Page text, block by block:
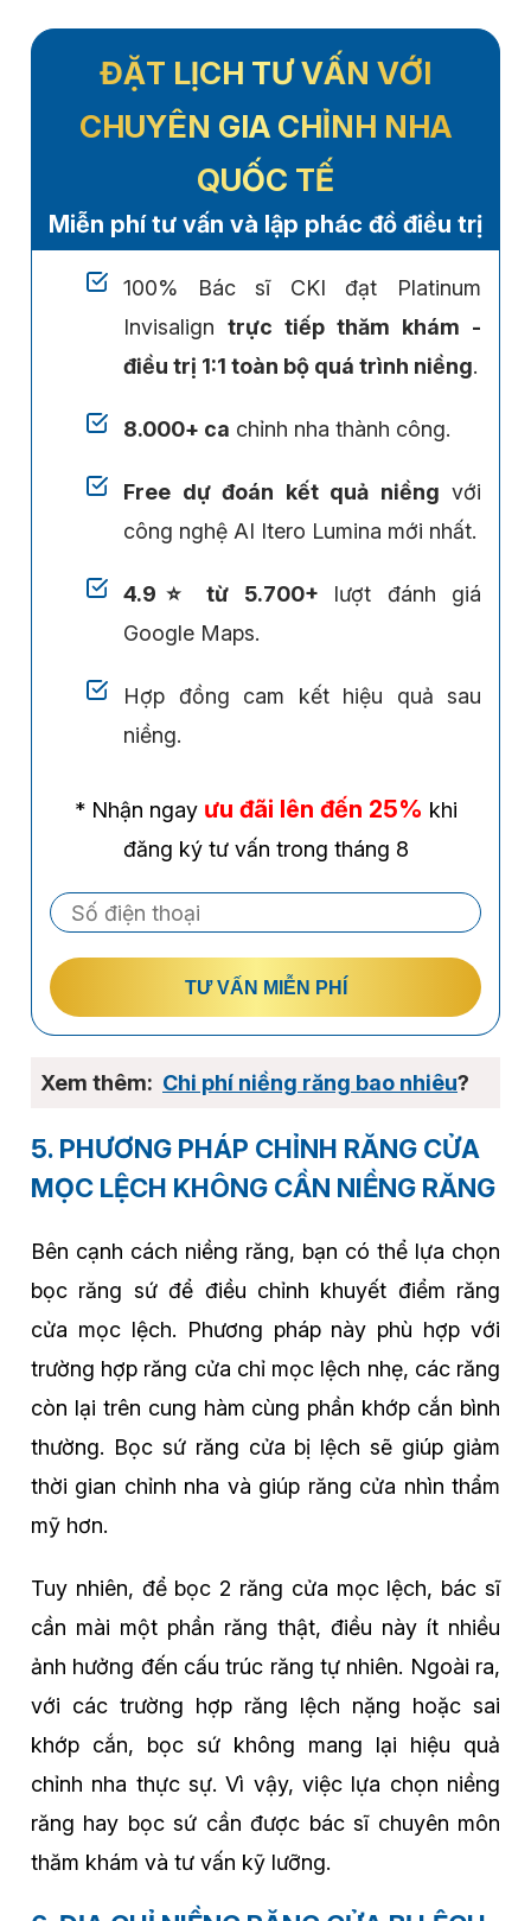
ĐẶT LỊCH TƯ VẤN VỚI
CHUYÊN GIA CHỈNH NHA
QUỐC TẾ
Miễn phí tư vấn và lập phác đồ điều trị
100% Bác sĩ CKI đạt Platinum
Invisalign trực tiếp thăm khám -
điều trị 1:1 toàn bộ quá trình niềng.
8.000+ ca chỉnh nha thành công.
Free dự đoán kết quả niềng với
công nghệ AI Itero Lumina mới nhất.
4.9⭐ từ 5.700+ lượt đánh giá
Google Maps.
Hợp đồng cam kết hiệu quả sau
niềng.
* Nhận ngay ưu đãi lên đến 25% khi
đăng ký tư vấn trong tháng 8
TƯ VẤN MIỄN PHÍ
Chi phí niềng răng bao nhiêu?
5. PHƯƠNG PHÁP CHỈNH RĂNG CỬA
MỌC LỆCH KHÔNG CẦN NIỀNG RĂNG
Bên cạnh cách niềng răng, bạn có thể lựa chọn
bọc răng sứ để điều chỉnh khuyết điểm răng
cửa mọc lệch. Phương pháp này phù hợp với
trường hợp răng cửa chỉ mọc lệch nhẹ, các răng
còn lại trên cung hàm cùng phần khớp cắn bình
thường. Bọc sứ răng cửa bị lệch sẽ giúp giảm
thời gian chỉnh nha và giúp răng cửa nhìn thẩm
mỹ hơn.
Tuy nhiên, để bọc 2 răng cửa mọc lệch, bác sĩ
cần mài một phần răng thật, điều này ít nhiều
ảnh hưởng đến cấu trúc răng tự nhiên. Ngoài ra,
với các trường hợp răng lệch nặng hoặc sai
khớp cắn, bọc sứ không mang lại hiệu quả
chỉnh nha thực sự. Vì vậy, việc lựa chọn niềng
răng hay bọc sứ cần được bác sĩ chuyên môn
thăm khám và tư vấn kỹ lưỡng.